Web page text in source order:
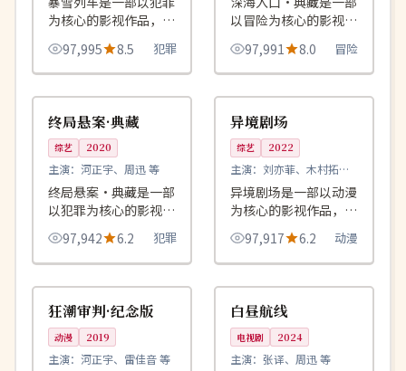
为核心的影视作品，围
绕危机、反转与人物成
长展开，整体节奏紧
凑，值得推荐观看。
97,995 8.5 犯罪
以冒险为核心的影视作
品，围绕危机、反转与
人物成长展开，整体节
奏紧凑，值得推荐观
看。
97,991 8.0 冒险
中国
99:18
终局悬案·典藏
综艺 2020
主演： 河正宇、周迅 等
终局悬案·典藏是一部
以犯罪为核心的影视作
品，围绕危机、反转与
人物成长展开，整体节
奏紧凑，值得推荐观
看。
97,942 6.2 犯罪
中国
99:07
异境剧场
综艺 2022
主演： 刘亦菲、木村拓哉
等
异境剧场是一部以动漫
为核心的影视作品，围
绕危机、反转与人物成
长展开，整体节奏紧
凑，值得推荐观看。
97,917 6.2 动漫
美国
完结 99:58
狂潮审判·纪念版
动漫 2019
主演： 河正宇、雷佳音 等
韩国
独播 99:12
白昼航线
电视剧 2024
主演： 张译、周迅 等